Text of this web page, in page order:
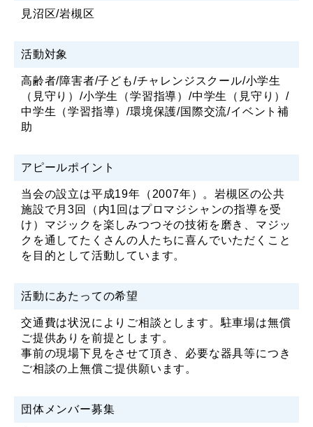
見沼区/岩槻区
活動対象
高齢者/障害者/子ども/チャレンジスクール/小学生
（見守り）/小学生（学習指導）/中学生（見守り）/
中学生（学習指導）/環境保護/国際交流/イベント補
助
アピールポイント
当会の設立は平成19年（2007年）。岩槻区の公共
施設で月3回（内1回はプロマジシャンの指導を受
け）マジックを楽しみつつその技術を磨き、マジッ
クを通してたくさんの人たちに喜んでいただくこと
を目的として活動しています。
活動にあたっての希望
交通費は状況によりご相談とします。駐車場は無償
ご提供ありを前提とします。
事前の現場下見をさせて頂き、必要な器具等につき
ご相談の上無償ご提供願います。
団体メンバー募集